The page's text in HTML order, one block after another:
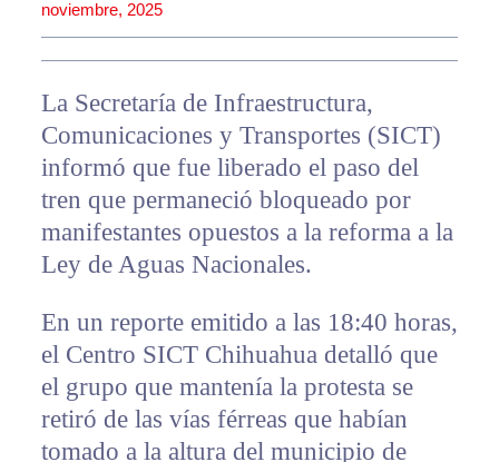
noviembre, 2025
La Secretaría de Infraestructura,
Comunicaciones y Transportes (SICT)
informó que fue liberado el paso del
tren que permaneció bloqueado por
manifestantes opuestos a la reforma a la
Ley de Aguas Nacionales.
En un reporte emitido a las 18:40 horas,
el Centro SICT Chihuahua detalló que
el grupo que mantenía la protesta se
retiró de las vías férreas que habían
tomado a la altura del municipio de